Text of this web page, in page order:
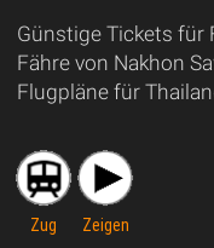
Günstige Tickets für
Fähre von Nakhon
Flugpläne für
Zug Zeigen